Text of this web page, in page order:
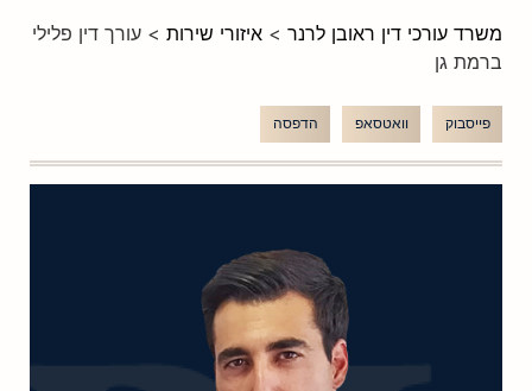
משרד עורכי דין ראובן לרנר > איזורי שירות > עורך דין פלילי
ברמת גן
פייסבוק וואטסאפ הדפסה